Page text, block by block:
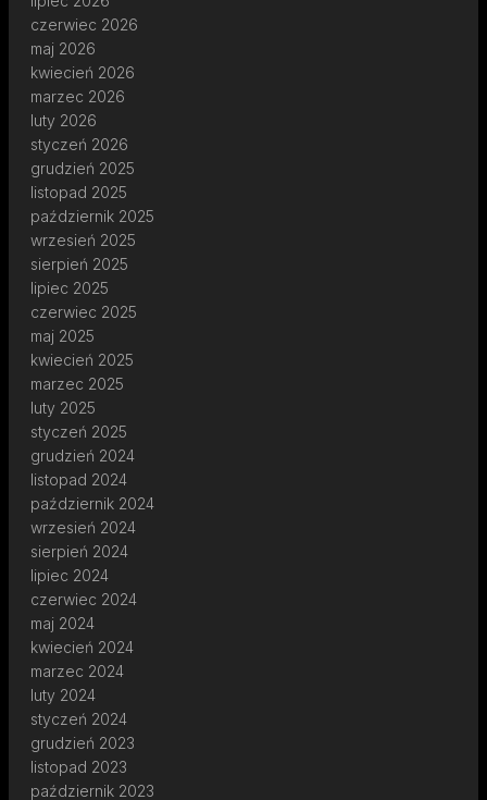
czerwiec 2026
maj 2026
kwiecień 2026
marzec 2026
luty 2026
styczeń 2026
grudzień 2025
listopad 2025
październik 2025
wrzesień 2025
sierpień 2025
lipiec 2025
czerwiec 2025
maj 2025
kwiecień 2025
marzec 2025
luty 2025
styczeń 2025
grudzień 2024
listopad 2024
październik 2024
wrzesień 2024
sierpień 2024
lipiec 2024
czerwiec 2024
maj 2024
kwiecień 2024
marzec 2024
luty 2024
styczeń 2024
grudzień 2023
listopad 2023
październik 2023